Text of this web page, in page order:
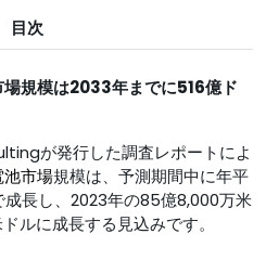
目次
場規模は2033年までに516億ド
が発行した調査レポートによ
池市場規模は、予測期間中に年平
成長し、2023年の85億8,000万米
ルに成長する見込みです。